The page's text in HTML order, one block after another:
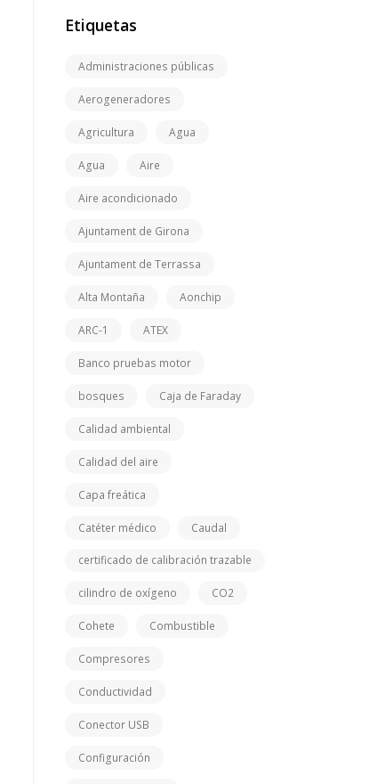
Etiquetas
Administraciones públicas
Aerogeneradores
Agricultura Agua
Agua Aire
Aire acondicionado
Ajuntament de Girona
Ajuntament de Terrassa
Alta Montaña Aonchip
ARC-1 ATEX
Banco pruebas motor
bosques Caja de Faraday
Calidad ambiental
Calidad del aire
Capa freática
Catéter médico Caudal
certificado de calibración trazable
cilindro de oxígeno CO2
Cohete Combustible
Compresores
Conductividad
Conector USB
Configuración